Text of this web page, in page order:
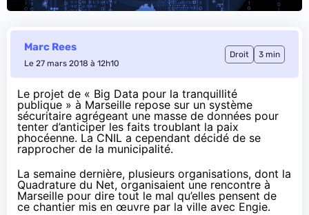
Marc Rees
Le 27 mars 2018 à 12h10
Droit 3 min
Le projet de « Big Data pour la tranquillité
publique » à Marseille repose sur un système
sécuritaire agrégeant une masse de données pour
tenter d’anticiper les faits troublant la paix
phocéenne. La CNIL a cependant décidé de se
rapprocher de la municipalité.
La semaine dernière, plusieurs organisations, dont la
Quadrature du Net, organisaient une rencontre à
Marseille pour dire tout le mal qu’elles pensent de
ce chantier mis en œuvre par la ville avec Engie.